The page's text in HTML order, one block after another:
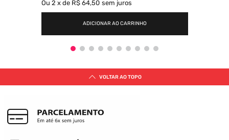
PRETO
VOLTAR AO TOPO